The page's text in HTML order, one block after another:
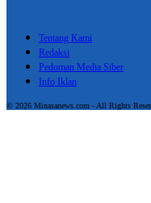
Tentang Kami
Redaksi
Pedoman Media Siber
Info Iklan
© 2026 Minasanews.com - All Rights